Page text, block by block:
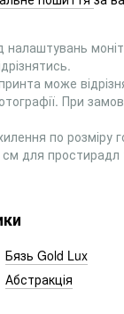
налаштувань
може
При
по розміру
для простирадл
Бязь Gold Lux
Абстракція